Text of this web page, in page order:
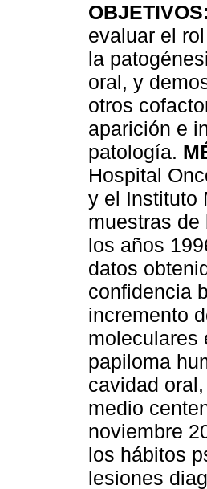
OBJETIVOS:
evaluar el
la
oral, y
otros
aparición e
patología.
Hospital
y el Instituto
muestras de
los años
datos
confidencia
incremento
moleculares
papiloma
cavidad
medio
noviembre
los hábitos
lesiones